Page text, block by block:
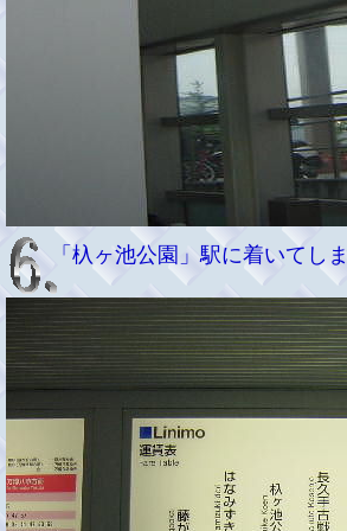
「杁ヶ池公園」駅に着いてし